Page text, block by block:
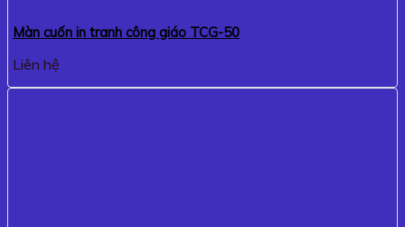
Màn cuốn in tranh công giáo TCG-50
Liên hệ